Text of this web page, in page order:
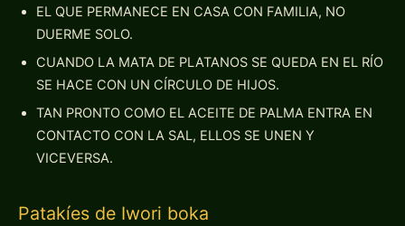
EL QUE PERMANECE EN CASA CON FAMILIA, NO
DUERME SOLO.
CUANDO LA MATA DE PLATANOS SE QUEDA EN EL RÍO
SE HACE CON UN CÍRCULO DE HIJOS.
TAN PRONTO COMO EL ACEITE DE PALMA ENTRA EN
CONTACTO CON LA SAL, ELLOS SE UNEN Y
VICEVERSA.
Patakíes de Iwori boka